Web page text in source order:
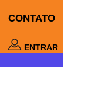
CONTATO
ENTRAR